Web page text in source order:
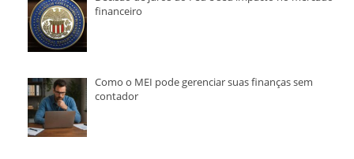
financeiro
Como o MEI pode gerenciar suas finanças sem
contador